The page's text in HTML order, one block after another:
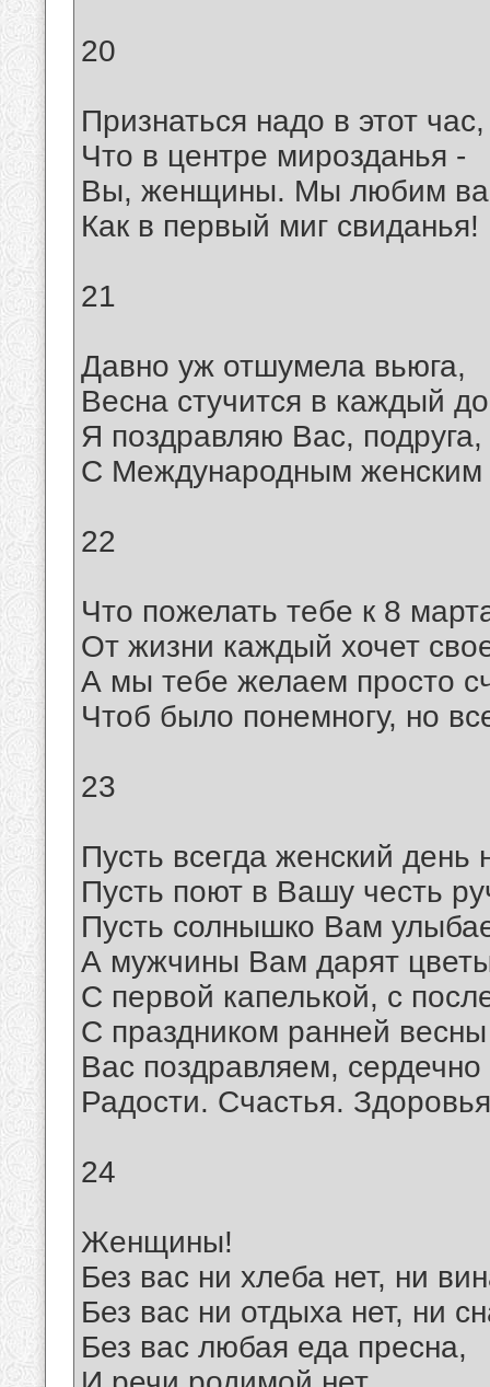
20
Признаться надо в этот час,
Что в центре мирозданья -
Вы, женщины. Мы любим
Как в первый миг свиданья!
21
Давно уж отшумела вьюга,
Весна стучится в каждый
Я поздравляю Вас, подруга,
С Международным женским
22
Что пожелать тебе к 8
От жизни каждый хочет
А мы тебе желаем просто
Чтоб было понемногу, но
23
Пусть всегда женский день
Пусть поют в Вашу честь
Пусть солнышко Вам
А мужчины Вам дарят
С первой капелькой, с
С праздником ранней весны
Вас поздравляем,
Радости. Счастья.
24
Женщины!
Без вас ни хлеба нет, ни
Без вас ни отдыха нет, ни
Без вас любая еда пресна,